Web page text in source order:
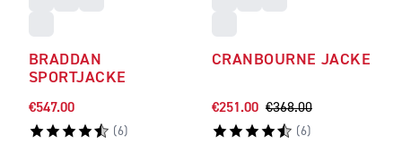
BRADDAN
SPORTJACKE
€547.00
(6)
CRANBOURNE JACKE
€251.00 €368.00
(6)